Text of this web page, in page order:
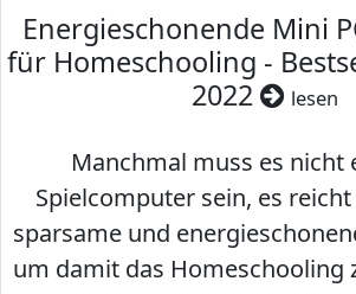
Energieschonende Mini
für Homeschooling -
2022
lesen
Manchmal muss es nicht
Spielcomputer sein, es
sparsame und
um damit das Homeschooling